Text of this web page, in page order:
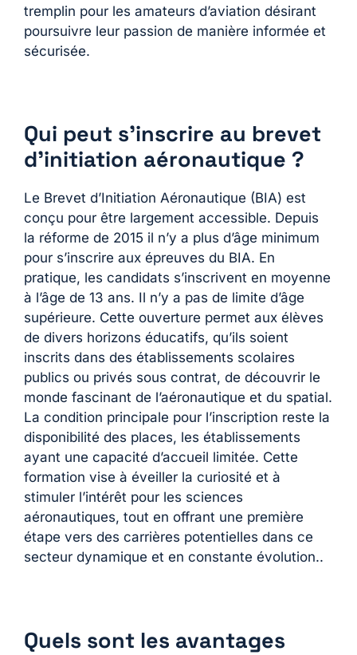
tremplin pour les amateurs d’aviation désirant
poursuivre leur passion de manière informée et
sécurisée​​.
Qui peut s’inscrire au brevet
d’initiation aéronautique ?
Le Brevet d’Initiation Aéronautique (BIA) est
conçu pour être largement accessible. Depuis
la réforme de 2015 il n’y a plus d’âge minimum
pour s’inscrire aux épreuves du BIA. En
pratique, les candidats s’inscrivent en moyenne
à l’âge de 13 ans. Il n’y a pas de limite d’âge
supérieure. Cette ouverture permet aux élèves
de divers horizons éducatifs, qu’ils soient
inscrits dans des établissements scolaires
publics ou privés sous contrat, de découvrir le
monde fascinant de l’aéronautique et du spatial.
La condition principale pour l’inscription reste la
disponibilité des places, les établissements
ayant une capacité d’accueil limitée. Cette
formation vise à éveiller la curiosité et à
stimuler l’intérêt pour les sciences
aéronautiques, tout en offrant une première
étape vers des carrières potentielles dans ce
secteur dynamique et en constante évolution.​​.
Quels sont les avantages